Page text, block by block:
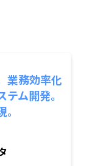
業務効率化
ム開発。